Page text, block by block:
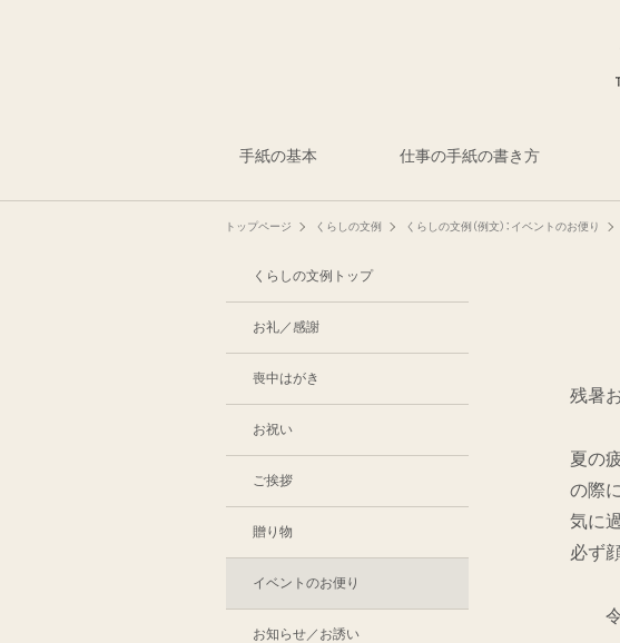
手紙の基本 仕事の手紙の書き方
トップページ くらしの文例 くらしの文例（例文）：イベントのお便り
残暑
夏の
の際
気に
必ず
令
くらしの文例トップ
お礼／感謝
喪中はがき
お祝い
ご挨拶
贈り物
イベントのお便り
お知らせ／お誘い